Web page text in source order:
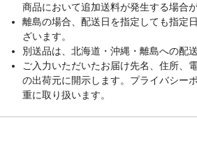
商品において追加送料が発生する場合
離島の場合、配送日を指定しても指定
ざいます。
別送品は、北海道・沖縄・離島への配
ご入力いただいたお届け先名、住所、
の出荷元に開示します。プライバシー
重に取り扱います。